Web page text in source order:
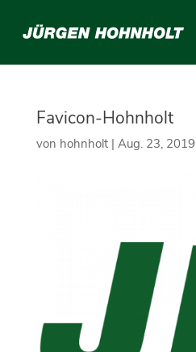
Favicon-Hohnholt
von hohnholt| Aug. 23, 2019